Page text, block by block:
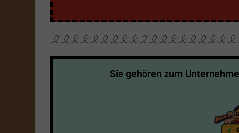
Sie gehören zum